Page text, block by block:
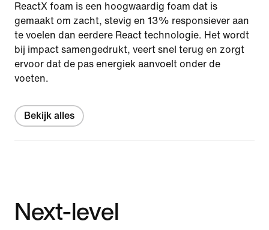
ReactX foam is een hoogwaardig foam dat is
gemaakt om zacht, stevig en 13% responsiever aan
te voelen dan eerdere React technologie. Het wordt
bij impact samengedrukt, veert snel terug en zorgt
ervoor dat de pas energiek aanvoelt onder de
voeten.
Bekijk alles
Next-level